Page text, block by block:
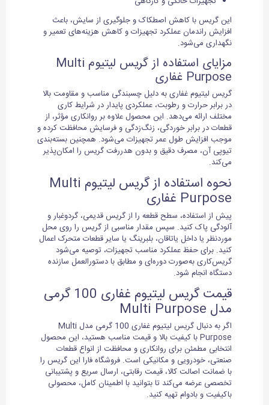
این گریس با کاهش اصطکاک و جلوگیری از سایش، باعث
افزایش راندمان عملکرد تجهیزات و کاهش هزینه‌های تعمیر و
نگهداری می‌شود.
مزایای استفاده از گریس لیتیوم Multi
Purpose غفاری
گریس لیتیوم غفاری به دلیل چسبندگی مناسب و مقاومت بالا
در برابر حرارت و رطوبت، عملکردی پایدار در شرایط کاری
مختلف ارائه می‌دهد. این محصول علاوه بر روانکاری مؤثر، از
قطعات در برابر خوردگی، زنگ‌زدگی و فرسایش محافظت کرده و
موجب افزایش طول عمر تجهیزات می‌شود. همچنین بسته‌بندی
تیوپی آن، مصرف دقیق و بدون هدررفت گریس را امکان‌پذیر
می‌کند.
نحوه استفاده از گریس لیتیوم Multi
Purpose غفاری
پیش از استفاده، سطح قطعه را از گریس قدیمی، گردوغبار و
آلودگی پاک کنید. سپس مقدار مناسبی از گریس را روی محل
موردنظر یا داخل یاتاقان، بلبرینگ یا سایر قطعات متحرک اعمال
کنید. برای حفظ عملکرد مناسب تجهیزات، توصیه می‌شود
گریس‌کاری به‌صورت دوره‌ای و مطابق با دستورالعمل سازنده
دستگاه انجام شود.
قیمت گریس لیتیوم غفاری 100 گرمی
مدل Multi Purpose
اگر به دنبال گریس لیتیوم غفاری 100 گرمی مدل Multi
Purpose با کیفیت بالا و قیمت مناسب هستید، این محصول
انتخابی مطمئن برای روانکاری و محافظت از انواع قطعات
صنعتی، خودرویی و مکانیکی است. فروشگاه فارا این گریس را
با ضمانت اصالت کالا، قیمت رقابتی، ارسال سریع و پشتیبانی
تخصصی عرضه می‌کند تا بتوانید با اطمینان کامل، محصولی
باکیفیت و بادوام تهیه کنید.